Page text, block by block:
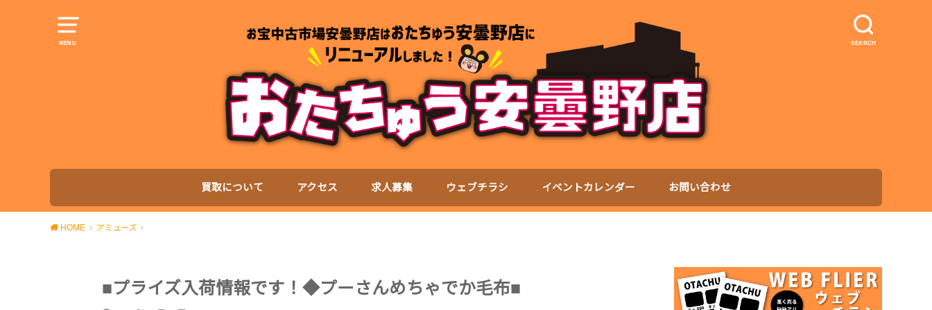
MENU SEARCH
買取について アクセス 求人募集 ウェブチラシ イベントカレンダー お問い合わせ
HOME アミューズ
■プライズ入荷情報です！◆プーさんめちゃでか毛布■